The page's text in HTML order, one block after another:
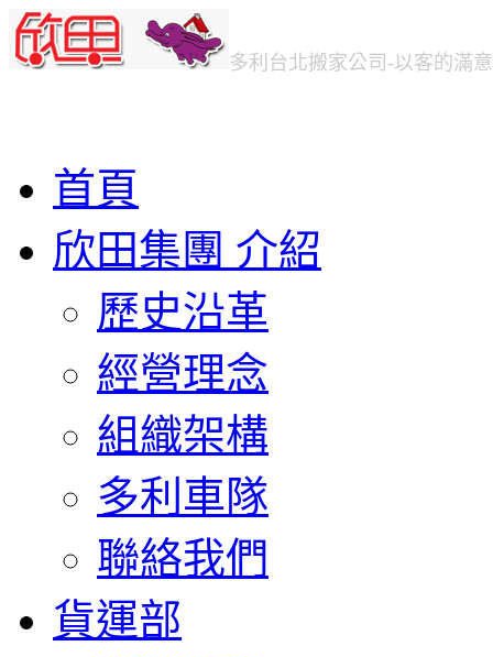
多利台北搬家公司 -以客的滿
首頁
欣田集團 介紹
歷史沿革
經營理念
組織架構
多利車隊
聯絡我們
貨運部